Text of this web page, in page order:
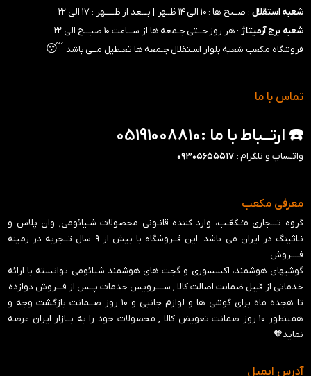
شعبه استقلال : صــبح ها : ۱۰ الی ۱۴ ظــهر |
بـــعد از ظـــــهر : ۱۷ الی ۲۲
شعبه برج آرمیتاژ : هر روز حــتی جـمعه ها از ســـاعت ۱۰ صبـــح الی ۲۲
فروشگاه مکعب شعبه بلوار اسـتقلال جـمعه ها تعـطیل مــی باشد
😴
تماس با ما
☎️ ارتــباط با ما :05191008810
واتـساپ و تلگرام : ۰۹۳۰۵۶۵۵۵۱۷
معرفی مکعب
گروه تـــجاری مـُـکَعَـب، وارد کننده قانـونی محصولات شـیائومی, وان پلاس و
نـاثینگ در ایران می باشد. این فــروشگاه با بیش از ۹ سال تــجربه در زمینه
فــــروش
گوشیهای هوشمند، اکسسوری و گجت های هوشمند شیائومی توانسته با ارائه
خدماتی از قبیل ضمانت اصالت کالا , ســــرویس خدمات پــس از فـــروش دوازده
تا هجده ماه برای گوشی ها و لوازم جانبی و ‍۱۰ روز ضــمانت بازگشت وجه و
همینطور ۱۰ روز ضمانت تعویض کالا , محصولات خود را به بــازار ایران عرضه
نماید🧡
آدرس ایمیل